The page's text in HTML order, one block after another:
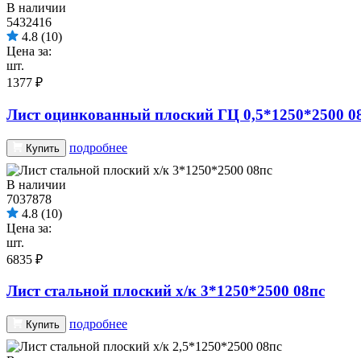
В наличии
Лист оцинкованный плоский ГЦ 0,5*1250*2500
5432416
4.8 (10)
Цена за:
шт.
1377 ₽
Купить подробнее
В наличии
Лист стальной плоский х/к 3*1250*2500 08пс
7037878
4.8 (10)
Цена за:
шт.
6835 ₽
Купить подробнее